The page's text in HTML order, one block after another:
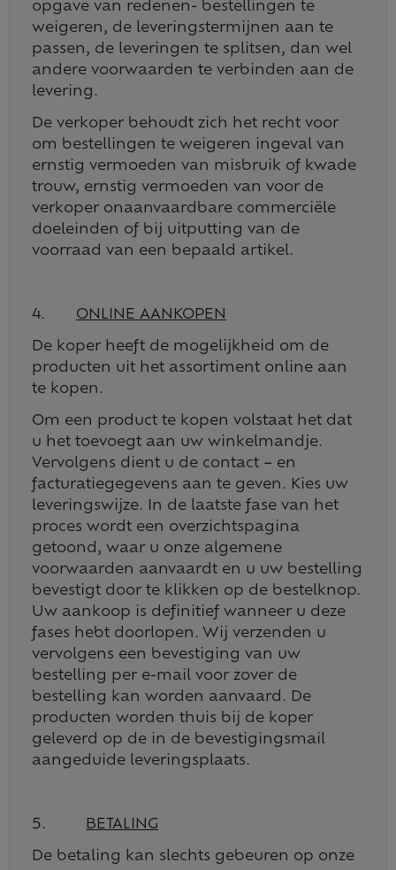
opgave van redenen- bestellingen te
weigeren, de leveringstermijnen aan te
passen, de leveringen te splitsen, dan wel
andere voorwaarden te verbinden aan de
levering.
De verkoper behoudt zich het recht voor
om bestellingen te weigeren ingeval van
ernstig vermoeden van misbruik of kwade
trouw, ernstig vermoeden van voor de
verkoper onaanvaardbare commerciële
doeleinden of bij uitputting van de
voorraad van een bepaald artikel.
4. ONLINE AANKOPEN
De koper heeft de mogelijkheid om de
producten uit het assortiment online aan
te kopen.
Om een product te kopen volstaat het dat
u het toevoegt aan uw winkelmandje.
Vervolgens dient u de contact – en
facturatiegegevens aan te geven. Kies uw
leveringswijze. In de laatste fase van het
proces wordt een overzichtspagina
getoond, waar u onze algemene
voorwaarden aanvaardt en u uw bestelling
bevestigt door te klikken op de bestelknop.
Uw aankoop is definitief wanneer u deze
fases hebt doorlopen. Wij verzenden u
vervolgens een bevestiging van uw
bestelling per e-mail voor zover de
bestelling kan worden aanvaard. De
producten worden thuis bij de koper
geleverd op de in de bevestigingsmail
aangeduide leveringsplaats.
5. BETALING
De betaling kan slechts gebeuren op onze